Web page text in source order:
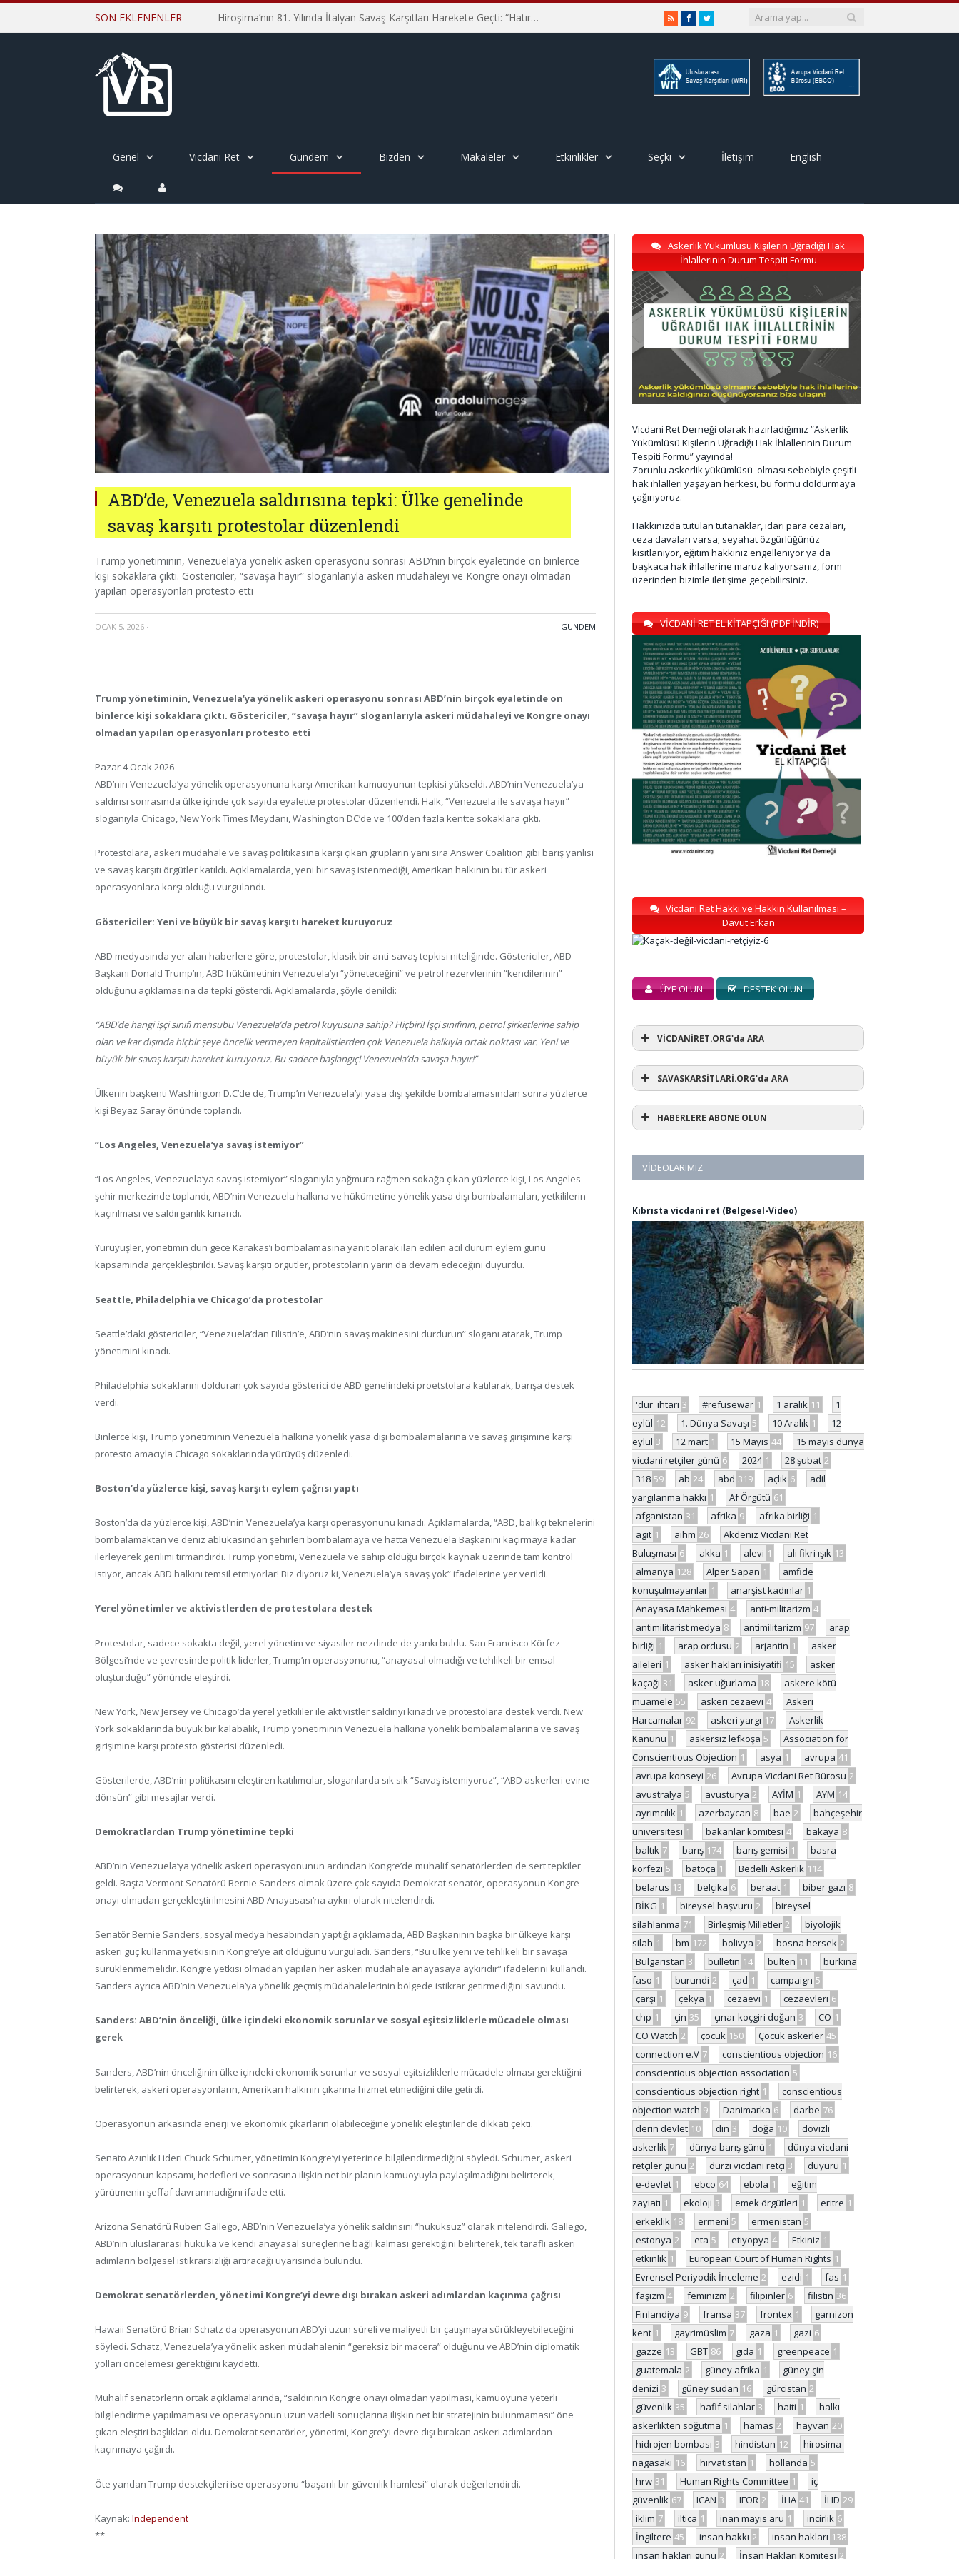
SON EKLENENLER Hiroşima’nın 81. Yılında İtalyan Savaş Karşıtları Harekete Geçti: “Hatırlamak yeterli değil” RSSFacebookTwitter
Genel Vicdani Ret Gündem Bizden Makaleler Etkinlikler Seçki İletişim English
ABD’de, Venezuela saldırısına tepki: Ülke genelinde
savaş karşıtı protestolar düzenlendi
Trump yönetiminin, Venezuela’ya yönelik askeri operasyonu sonrası ABD’nin birçok eyaletinde on binlerce
kişi sokaklara çıktı. Göstericiler, “savaşa hayır” sloganlarıyla askeri müdahaleyi ve Kongre onayı olmadan
yapılan operasyonları protesto etti
OCAK 5, 2026 · GÜNDEM
Trump yönetiminin, Venezuela’ya yönelik askeri operasyonu sonrası ABD’nin birçok eyaletinde on
binlerce kişi sokaklara çıktı. Göstericiler, “savaşa hayır” sloganlarıyla askeri müdahaleyi ve Kongre onayı
olmadan yapılan operasyonları protesto etti
Pazar 4 Ocak 2026
ABD’nin Venezuela’ya yönelik operasyonuna karşı Amerikan kamuoyunun tepkisi yükseldi. ABD’nin Venezuela’ya
saldırısı sonrasında ülke içinde çok sayıda eyalette protestolar düzenlendi. Halk, “Venezuela ile savaşa hayır”
sloganıyla Chicago, New York Times Meydanı, Washington DC’de ve 100’den fazla kentte sokaklara çıktı.
Protestolara, askeri müdahale ve savaş politikasına karşı çıkan grupların yanı sıra Answer Coalition gibi barış yanlısı
ve savaş karşıtı örgütler katıldı. Açıklamalarda, yeni bir savaş istenmediği, Amerikan halkının bu tür askeri
operasyonlara karşı olduğu vurgulandı.
Göstericiler: Yeni ve büyük bir savaş karşıtı hareket kuruyoruz
ABD medyasında yer alan haberlere göre, protestolar, klasik bir anti-savaş tepkisi niteliğinde. Göstericiler, ABD
Başkanı Donald Trump’ın, ABD hükümetinin Venezuela’yı “yöneteceğini” ve petrol rezervlerinin “kendilerinin”
olduğunu açıklamasına da tepki gösterdi. Açıklamalarda, şöyle denildi:
“ABD’de hangi işçi sınıfı mensubu Venezuela’da petrol kuyusuna sahip? Hiçbiri! İşçi sınıfının, petrol şirketlerine sahip
olan ve kar dışında hiçbir şeye öncelik vermeyen kapitalistlerden çok Venezuela halkıyla ortak noktası var. Yeni ve
büyük bir savaş karşıtı hareket kuruyoruz. Bu sadece başlangıç! Venezuela’da savaşa hayır!”
Ülkenin başkenti Washington D.C’de de, Trump’ın Venezuela’yı yasa dışı şekilde bombalamasından sonra yüzlerce
kişi Beyaz Saray önünde toplandı.
“Los Angeles, Venezuela’ya savaş istemiyor”
“Los Angeles, Venezuela’ya savaş istemiyor” sloganıyla yağmura rağmen sokağa çıkan yüzlerce kişi, Los Angeles
şehir merkezinde toplandı, ABD’nin Venezuela halkına ve hükümetine yönelik yasa dışı bombalamaları, yetkililerin
kaçırılması ve saldırganlık kınandı.
Yürüyüşler, yönetimin dün gece Karakas’ı bombalamasına yanıt olarak ilan edilen acil durum eylem günü
kapsamında gerçekleştirildi. Savaş karşıtı örgütler, protestoların yarın da devam edeceğini duyurdu.
Seattle, Philadelphia ve Chicago’da protestolar
Seattle’daki göstericiler, “Venezuela’dan Filistin’e, ABD’nin savaş makinesini durdurun” sloganı atarak, Trump
yönetimini kınadı.
Philadelphia sokaklarını dolduran çok sayıda gösterici de ABD genelindeki proetstolara katılarak, barışa destek
verdi.
Binlerce kişi, Trump yönetiminin Venezuela halkına yönelik yasa dışı bombalamalarına ve savaş girişimine karşı
protesto amacıyla Chicago sokaklarında yürüyüş düzenledi.
Boston’da yüzlerce kişi, savaş karşıtı eylem çağrısı yaptı
Boston’da da yüzlerce kişi, ABD’nin Venezuela’ya karşı operasyonunu kınadı. Açıklamalarda, “ABD, balıkçı teknelerini
bombalamaktan ve deniz ablukasından şehirleri bombalamaya ve hatta Venezuela Başkanını kaçırmaya kadar
ilerleyerek gerilimi tırmandırdı. Trump yönetimi, Venezuela ve sahip olduğu birçok kaynak üzerinde tam kontrol
istiyor, ancak ABD halkını temsil etmiyorlar! Biz diyoruz ki, Venezuela’ya savaş yok” ifadelerine yer verildi.
Yerel yönetimler ve aktivistlerden de protestolara destek
Protestolar, sadece sokakta değil, yerel yönetim ve siyasiler nezdinde de yankı buldu. San Francisco Körfez
Bölgesi’nde ve çevresinde politik liderler, Trump’ın operasyonunu, “anayasal olmadığı ve tehlikeli bir emsal
oluşturduğu” yönünde eleştirdi.
New York, New Jersey ve Chicago’da yerel yetkililer ile aktivistler saldırıyı kınadı ve protestolara destek verdi. New
York sokaklarında büyük bir kalabalık, Trump yönetiminin Venezuela halkına yönelik bombalamalarına ve savaş
girişimine karşı protesto gösterisi düzenledi.
Gösterilerde, ABD’nin politikasını eleştiren katılımcılar, sloganlarda sık sık “Savaş istemiyoruz”, “ABD askerleri evine
dönsün” gibi mesajlar verdi.
Demokratlardan Trump yönetimine tepki
ABD’nin Venezuela’ya yönelik askeri operasyonunun ardından Kongre’de muhalif senatörlerden de sert tepkiler
geldi. Başta Vermont Senatörü Bernie Sanders olmak üzere çok sayıda Demokrat senatör, operasyonun Kongre
onayı olmadan gerçekleştirilmesini ABD Anayasası’na aykırı olarak nitelendirdi.
Senatör Bernie Sanders, sosyal medya hesabından yaptığı açıklamada, ABD Başkanının başka bir ülkeye karşı
askeri güç kullanma yetkisinin Kongre’ye ait olduğunu vurguladı. Sanders, “Bu ülke yeni ve tehlikeli bir savaşa
sürüklenmemelidir. Kongre yetkisi olmadan yapılan her askeri müdahale anayasaya aykırıdır” ifadelerini kullandı.
Sanders ayrıca ABD’nin Venezuela’ya yönelik geçmiş müdahalelerinin bölgede istikrar getirmediğini savundu.
Sanders: ABD’nin önceliği, ülke içindeki ekonomik sorunlar ve sosyal eşitsizliklerle mücadele olması
gerek
Sanders, ABD’nin önceliğinin ülke içindeki ekonomik sorunlar ve sosyal eşitsizliklerle mücadele olması gerektiğini
belirterek, askeri operasyonların, Amerikan halkının çıkarına hizmet etmediğini dile getirdi.
Operasyonun arkasında enerji ve ekonomik çıkarların olabileceğine yönelik eleştiriler de dikkati çekti.
Senato Azınlık Lideri Chuck Schumer, yönetimin Kongre’yi yeterince bilgilendirmediğini söyledi. Schumer, askeri
operasyonun kapsamı, hedefleri ve sonrasına ilişkin net bir planın kamuoyuyla paylaşılmadığını belirterek,
yürütmenin şeffaf davranmadığını ifade etti.
Arizona Senatörü Ruben Gallego, ABD’nin Venezuela’ya yönelik saldırısını “hukuksuz” olarak nitelendirdi. Gallego,
ABD’nin uluslararası hukuka ve kendi anayasal süreçlerine bağlı kalması gerektiğini belirterek, tek taraflı askeri
adımların bölgesel istikrarsızlığı artıracağı uyarısında bulundu.
Demokrat senatörlerden, yönetimi Kongre’yi devre dışı bırakan askeri adımlardan kaçınma çağrısı
Hawaii Senatörü Brian Schatz da operasyonun ABD’yi uzun süreli ve maliyetli bir çatışmaya sürükleyebileceğini
söyledi. Schatz, Venezuela’ya yönelik askeri müdahalenin “gereksiz bir macera” olduğunu ve ABD’nin diplomatik
yolları öncelemesi gerektiğini kaydetti.
Muhalif senatörlerin ortak açıklamalarında, “saldırının Kongre onayı olmadan yapılması, kamuoyuna yeterli
bilgilendirme yapılmaması ve operasyonun uzun vadeli sonuçlarına ilişkin net bir stratejinin bulunmaması” öne
çıkan eleştiri başlıkları oldu. Demokrat senatörler, yönetimi, Kongre’yi devre dışı bırakan askeri adımlardan
kaçınmaya çağırdı.
Öte yandan Trump destekçileri ise operasyonu “başarılı bir güvenlik hamlesi” olarak değerlendirdi.
Kaynak: Independent
**
Askerlik Yükümlüsü Kişilerin Uğradığı Hak
İhlallerinin Durum Tespiti Formu
Vicdani Ret Derneği olarak hazırladığımız “Askerlik
Yükümlüsü Kişilerin Uğradığı Hak İhlallerinin Durum
Tespiti Formu” yayında!
Zorunlu askerlik yükümlüsü olması sebebiyle çeşitli
hak ihlalleri yaşayan herkesi, bu formu doldurmaya
çağırıyoruz.
Hakkınızda tutulan tutanaklar, idari para cezaları,
ceza davaları varsa; seyahat özgürlüğünüz
kısıtlanıyor, eğitim hakkınız engelleniyor ya da
başkaca hak ihlallerine maruz kalıyorsanız, form
üzerinden bizimle iletişime geçebilirsiniz.
VİCDANİ RET EL KİTAPÇIĞI (PDF İNDİR)
Vicdani Ret Hakkı ve Hakkın Kullanılması –
Davut Erkan
ÜYE OLUN DESTEK OLUN
VİCDANİRET.ORG'da ARA
SAVASKARSİTLARİ.ORG'da ARA
HABERLERE ABONE OLUN
VIDEOLARIMIZ
Kıbrısta vicdani ret (Belgesel-Video)
'dur' ihtarı 3 #refusewar 1 1 aralık 11
1
eylül 12 1. Dünya Savaşı 5 10 Aralık 1
12
eylül 3 12 mart 1 15 Mayıs 44
15 mayıs dünya
vicdani retçiler günü 6 2024 1 28 şubat 2
318 59 ab 24 abd 319 açlık 6
adil
yargılanma hakkı 1 Af Örgütü 61
afganistan 31 afrika 9 afrika birliği 1
agit 1 aihm 26
Akdeniz Vicdani Ret
Buluşması 6 akka 1 alevi 1 ali fikri ışık 13
almanya 128 Alper Sapan 1
amfide
konuşulmayanlar 1 anarşist kadınlar 1
Anayasa Mahkemesi 4 anti-militarizm 4
antimilitarist medya 8 antimilitarizm 97
arap
birliği 1 arap ordusu 2 arjantin 1
asker
aileleri 1 asker hakları inisiyatifi 15
asker
kaçağı 31 asker uğurlama 18
askere kötü
muamele 55 askeri cezaevi 4
Askeri
Harcamalar 92 askeri yargı 17
Askerlik
Kanunu 1 askersiz lefkoşa 5
Association for
Conscientious Objection 1 asya 1 avrupa 41
avrupa konseyi 26 Avrupa Vicdani Ret Bürosu 2
avustralya 5 avusturya 2 AYİM 1 AYM 14
ayrımcılık 1 azerbaycan 8 bae 2
bahçeşehir
üniversitesi 1 bakanlar komitesi 4 bakaya 8
baltık 7 barış 174 barış gemisi 1
basra
körfezi 5 batoça 1 Bedelli Askerlik 114
belarus 13 belçika 6 beraat 1 biber gazı 8
BİKG 1 bireysel başvuru 2
bireysel
silahlanma 71 Birleşmiş Milletler 2
biyolojik
silah 1 bm 172 bolivya 2 bosna hersek 2
Bulgaristan 3 bulletin 14 bülten 11
burkina
faso 1 burundi 2 çad 1 campaign 5
çarşı 1 çekya 1 cezaevi 1 cezaevleri 6
chp 1 çin 35 çınar koçgiri doğan 3 CO 1
CO Watch 2 çocuk 150 Çocuk askerler 45
connection e.V 7 conscientious objection 16
conscientious objection association 5
conscientious objection right 1
conscientious
objection watch 9 Danimarka 6 darbe 76
derin devlet 10 din 3 doğa 10
dövizli
askerlik 7 dünya barış günü 1
dünya vicdani
retçiler günü 2 dürzi vicdani retçi 3 duyuru 1
e-devlet 1 ebco 64 ebola 1
eğitim
zayiatı 1 ekoloji 3 emek örgütleri 1 eritre 1
erkeklik 18 ermeni 5 ermenistan 5
estonya 2 eta 5 etiyopya 4 Etkiniz 1
etkinlik 1 European Court of Human Rights 1
Evrensel Periyodik İnceleme 2 ezidi 1 fas 1
faşizm 4 feminizm 2 filipinler 6 filistin 36
Finlandiya 9 fransa 37 frontex 1
garnizon
kent 1 gayrimüslim 7 gaza 1 gazi 6
gazze 13 GBT 86 gıda 1 greenpeace 1
guatemala 2 güney afrika 1
güney çin
denizi 3 güney sudan 16 gürcistan 2
güvenlik 35 hafif silahlar 3 haiti 1
halkı
askerlikten soğutma 1 hamas 2 hayvan 20
hidrojen bombası 3 hindistan 12
hirosima-
nagasaki 16 hırvatistan 1 hollanda 5
hrw 31 Human Rights Committee 1
iç
güvenlik 67 ICAN 3 IFOR 2 İHA 41 İHD 29
iklim 7 iltica 1 inan mayıs aru 1 incirlik 6
İngiltere 45 insan hakkı 2 insan hakları 138
insan hakları günü 2 İnsan Hakları Komitesi 2